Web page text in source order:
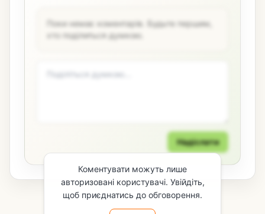
Поки немає коментарів. Будьте першим,
хто поділиться думкою.
Надіслати
Коментувати можуть лише
авторизовані користувачі. Увійдіть,
щоб приєднатись до обговорення.